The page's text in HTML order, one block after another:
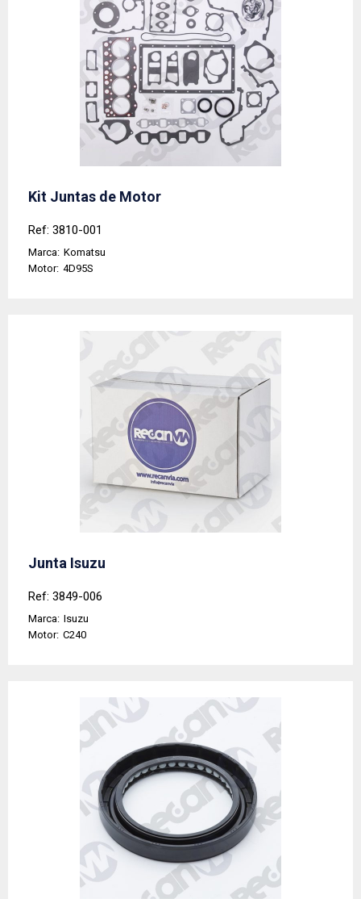
Kit Juntas de Motor
Ref: 3810-001
Marca: Komatsu
Motor: 4D95S
Junta Isuzu
Ref: 3849-006
Marca: Isuzu
Motor: C240